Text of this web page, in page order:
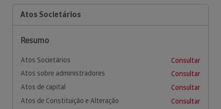
Atos Societários
Resumo
Atos Societários
Consultar
Atos sobre administradores
Consultar
Atos de capital
Consultar
Atos de Constituição e Alteração
Consultar